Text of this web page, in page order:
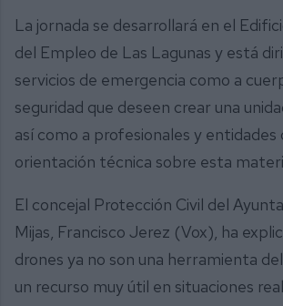
La jornada se desarrollará en el
del Empleo de Las Lagunas y está
servicios de emergencia como a
seguridad que deseen crear una
así como a profesionales y entidades
orientación técnica sobre esta
El concejal Protección Civil del
Mijas, Francisco Jerez (Vox), ha
drones ya no son una herramienta
un recurso muy útil en situaciones